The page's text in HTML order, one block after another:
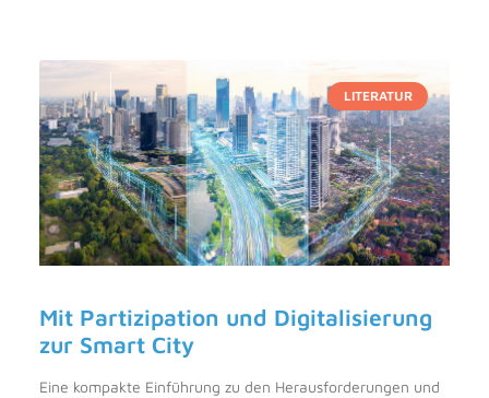
LITERATUR
Mit Partizipation und Digitalisierung
zur Smart City
Eine kompakte Einführung zu den Herausforderungen und